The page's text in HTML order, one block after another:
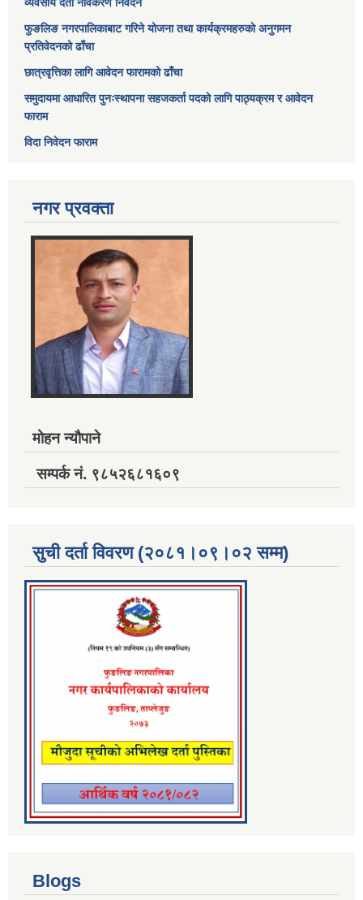
व्यवसाय दर्ता नविकरण निवेदन
फुङलिङ नगरपालिकाबाट गरिने योजना तथा कार्यक्रमहरुको अनुगमन
प्रतिवेदनको ढाँचा
छात्रवृत्तिका लागि आवेदन फारामको ढाँचा
समुदायमा आधारित पुनःस्थापना सहजकर्ता पदको लागि पाठ्यक्रम र आवेदन
फाराम
विदा निवेदन फाराम
नगर प्रवक्ता
मोहन न्यौपाने
सम्पर्क नं. ९८५२६८१६०९
सुची दर्ता विवरण (२०८१।०९।०२ सम्म)
Blogs